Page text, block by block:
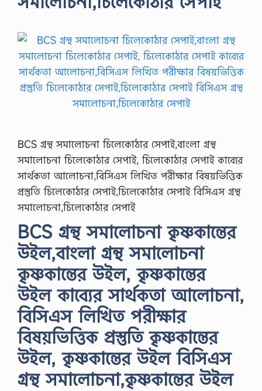
BCS গ্রন্থ সমালোচনা চিলেকোঠার সেপাই,বাংলা গ্রন্থ
সমালোচনা চিলেকোঠার সেপাই, চিলেকোঠার সেপাই কাব্যের
সার্থকতা আলোচনা,বিসিএস লিখিত পরীক্ষার বিষয়ভিত্তিক
প্রস্তুতি চিলেকোঠার সেপাই,চিলেকোঠার সেপাই বিসিএস গ্রন্থ
সমালোচনা,চিলেকোঠার সেপাই
BCS গ্রন্থ সমালোচনা কৃষ্ণকান্তের
উইল,বাংলা গ্রন্থ সমালোচনা
কৃষ্ণকান্তের উইল, কৃষ্ণকান্তের
উইল কাব্যের সার্থকতা আলোচনা,
বিসিএস লিখিত পরীক্ষার
বিষয়ভিত্তিক প্রস্তুতি কৃষ্ণকান্তের
উইল, কৃষ্ণকান্তের উইল বিসিএস
গ্রন্থ সমালোচনা,কৃষ্ণকান্তের উইল